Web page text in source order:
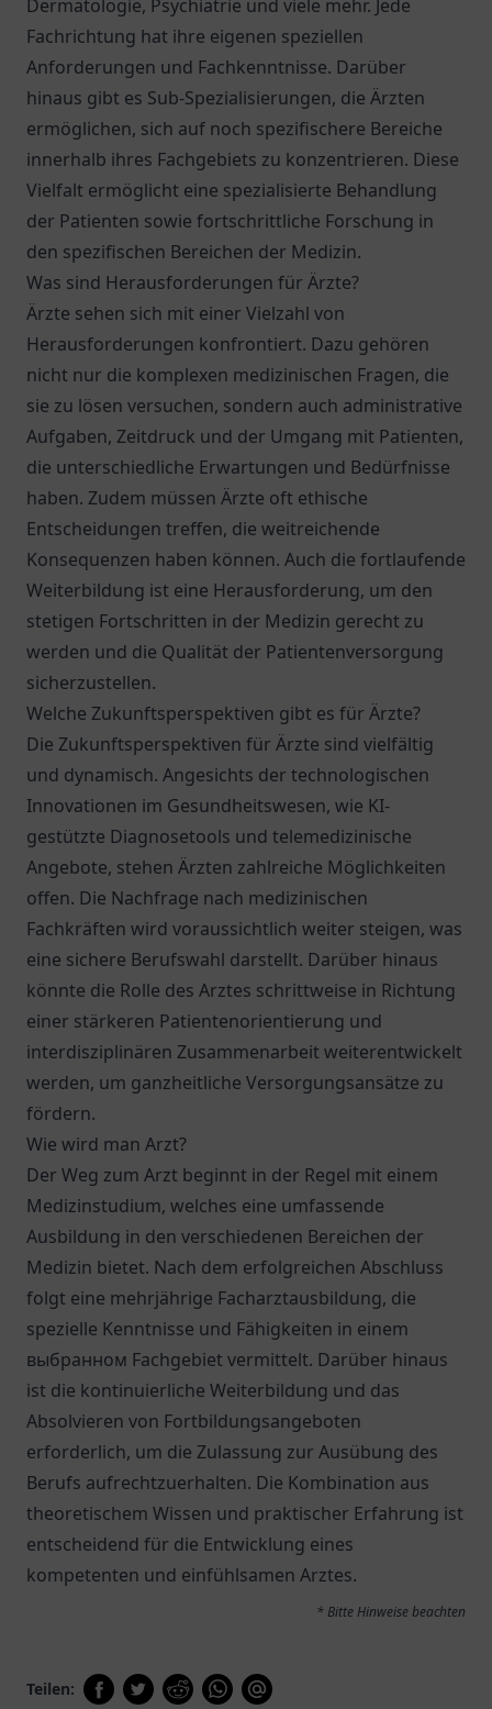
Dermatologie, Psychiatrie und viele mehr. Jede
Fachrichtung hat ihre eigenen speziellen
Anforderungen und Fachkenntnisse. Darüber
hinaus gibt es Sub-Spezialisierungen, die Ärzten
ermöglichen, sich auf noch spezifischere Bereiche
innerhalb ihres Fachgebiets zu konzentrieren. Diese
Vielfalt ermöglicht eine spezialisierte Behandlung
der Patienten sowie fortschrittliche Forschung in
den spezifischen Bereichen der Medizin.
Was sind Herausforderungen für Ärzte?
Ärzte sehen sich mit einer Vielzahl von
Herausforderungen konfrontiert. Dazu gehören
nicht nur die komplexen medizinischen Fragen, die
sie zu lösen versuchen, sondern auch administrative
Aufgaben, Zeitdruck und der Umgang mit Patienten,
die unterschiedliche Erwartungen und Bedürfnisse
haben. Zudem müssen Ärzte oft ethische
Entscheidungen treffen, die weitreichende
Konsequenzen haben können. Auch die fortlaufende
Weiterbildung ist eine Herausforderung, um den
stetigen Fortschritten in der Medizin gerecht zu
werden und die Qualität der Patientenversorgung
sicherzustellen.
Welche Zukunftsperspektiven gibt es für Ärzte?
Die Zukunftsperspektiven für Ärzte sind vielfältig
und dynamisch. Angesichts der technologischen
Innovationen im Gesundheitswesen, wie KI-
gestützte Diagnosetools und telemedizinische
Angebote, stehen Ärzten zahlreiche Möglichkeiten
offen. Die Nachfrage nach medizinischen
Fachkräften wird voraussichtlich weiter steigen, was
eine sichere Berufswahl darstellt. Darüber hinaus
könnte die Rolle des Arztes schrittweise in Richtung
einer stärkeren Patientenorientierung und
interdisziplinären Zusammenarbeit weiterentwickelt
werden, um ganzheitliche Versorgungsansätze zu
fördern.
Wie wird man Arzt?
Der Weg zum Arzt beginnt in der Regel mit einem
Medizinstudium, welches eine umfassende
Ausbildung in den verschiedenen Bereichen der
Medizin bietet. Nach dem erfolgreichen Abschluss
folgt eine mehrjährige Facharztausbildung, die
spezielle Kenntnisse und Fähigkeiten in einem
выбранном Fachgebiet vermittelt. Darüber hinaus
ist die kontinuierliche Weiterbildung und das
Absolvieren von Fortbildungsangeboten
erforderlich, um die Zulassung zur Ausübung des
Berufs aufrechtzuerhalten. Die Kombination aus
theoretischem Wissen und praktischer Erfahrung ist
entscheidend für die Entwicklung eines
kompetenten und einfühlsamen Arztes.
* Bitte Hinweise beachten
Teilen: